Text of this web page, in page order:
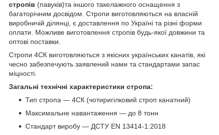
стропів (павуків)та іншого такелажного оснащення з
багаторічним досвідом. Стропи виготовляються на власній
виробничій ділянці, є доставлення по Україні та різні форми
оплати. Можливе виготовлення стропів будь-якої довжини та
оптові поставки.
Стропи 4СК виготовляються з якісних українських канатів, які
чесно забезпечують заявлений нами та стандартами запас
міцності.
Загальні технічні характеристики стропа:
Тип стропа — 4СК (чотиригілковий строп канатний)
Максимальне навантаження — до 8 тонн
Стандарт виробу — ДСТУ EN 13414-1:2018